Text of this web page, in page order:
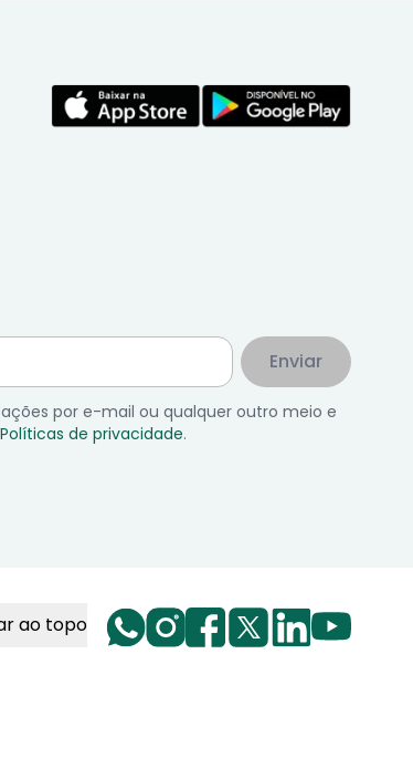
Enviar
por e-mail ou qualquer outro meio e
de privacidade.
ao topo